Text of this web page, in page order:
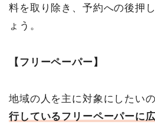
料を取り除き、予約への後押
ょう。
【フリーペーパー】
地域の人を主に対象にしたいの
行しているフリーペーパーに